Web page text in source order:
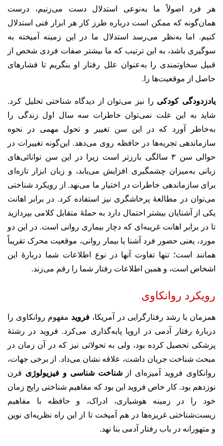
هر فرد اصولاً ما به‌نوعی استدلال دست می‌زنیم، درست
همان‌گونه که ممکن است درباره طرز کار هر ابزار فنی استدلال
کنیم. اما به‌نظر می‌رسد استدلال ما در این زمینه آمیخته به
سوگیری باشد، به این ترتیب که ما بیشتر صفات فردی شخص از
قبیل سخاوتمندی را به‌عنوان علل رفتار او بنگریم تا فشارهای
حاصل از موقعیت‌ها را.
یادزدودگی کودکی را نیز می‌توان از دیدگاه شناختی تحلیل کرد.
شاید به این علت نمی‌توان خاطرات سه سال اول زندگی را
به‌خاطر آورد که در این سن تغییر و تحول مهمی در نحوه
سازماندهی تجربه‌ها در حافظه روی می‌دهد. این‌گونه تغییرات در
حوالی سن ۳ سالگی بارزتر است زیرا در این سن توانائی‌های
زبانی به‌میزان چشمگیری افزایش می‌یابد، و زبان ابزار تازه‌ای
برای سازماندهی خاطرات در اختیار ما می‌نهد. از رویکرد شناختی
می‌توان در مطالعهٔ پرخاشگری نیز استفاده کرد. در برابر اهانت
یکی از آشنایان بیشتر احتمال دارد به حملهٔ متقابل کلامی بپردازید
تا در برابر اهانت غریبه‌ای که دچار بیماری روانی است. در این دو
مورد، یعنی حضور فرد آشنا یا بیمار روانی، موقعیت محرک تقریباً
همانند است؛ تنها تفاوت آنها در نوع اطلاعات شما دربارهٔ این
اشخاص است، و همین اطلاعات رفتار شما را رقم می‌زند.
رویکرد روانکاوی
همزمان با رشد رفتارگرایی در آمریکا، فروید مفهوم روانکاوی را
دربارهٔ رفتار آدمی در اروپا پایه‌گذاری می‌کرد. فروید در رشتهٔ
پزشکی تحصیل کرده بود، ولی به تحولاتی نیز که در آن زمان در
مبحث شناخت جریان داشت، علاقه نشان می‌داد. از برخی جهات،
روانکاوی فروید آمیزه‌ای ازشناخت شناسی و فیزیولوژی قرن
نوزدهم بود. کار خاص فروید این بود که مفاهیم شناختی رایج زمان
خود را در زمینه هوشیاری، ادراک، و حافظه با مفاهیم
زیست‌شناختی غریزه‌ها در هم آمیخت تا از این راه نظریه‌ای نوین
و متهورانه در باب رفتار آدمی بنا نهد.